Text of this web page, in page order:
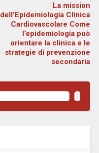
La mission
dell’Epidemiologia Clinica
Cardiovascolare Come
l’epidemiologia può
orientare la clinica e le
strategie di prevenzione
secondaria